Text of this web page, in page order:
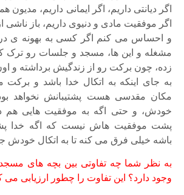
اگر دیانتی داریم، اگر ایمانی داریم،
اگر موفقیت مادی و دنیوی داریم، باز
و احساس می کنم اگر کسی به بهونه ی
مشغله و این ها، مسجد و جلسات رو ترک
زده، چون برکت رو از زندگیش برداشته و
به جای اینکه به اتکال خدا باشد و
مکان مقدسی هست پشتیبانش نخواهد
خودش، و حتی اگه به موفقیت هایی هم
پشت موفقیت هاش نیست که اگه خدا
باشه خیلی فرق می کنه تا به اتکال خودش
به نظر شما چه تفاوتی بین بچه های مسجد
وجود دارد؟ این تفاوت را چطور ارزیابی می